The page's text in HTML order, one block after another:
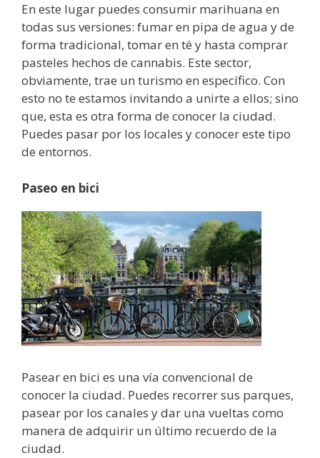
En este lugar puedes consumir marihuana en
todas sus versiones: fumar en pipa de agua y de
forma tradicional, tomar en té y hasta comprar
pasteles hechos de cannabis. Este sector,
obviamente, trae un turismo en específico. Con
esto no te estamos invitando a unirte a ellos; sino
que, esta es otra forma de conocer la ciudad.
Puedes pasar por los locales y conocer este tipo
de entornos.
Paseo en bici
Pasear en bici es una vía convencional de
conocer la ciudad. Puedes recorrer sus parques,
pasear por los canales y dar una vueltas como
manera de adquirir un último recuerdo de la
ciudad.